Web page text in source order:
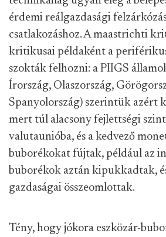
érdemi reálgazdasági
csatlakozáshoz. A maastrichti
kritikusai példaként a
szokták felhozni: a PIIGS
Írország, Olaszország,
Spanyolország) szerintük azért
mert túl alacsony fejlettségi
valutaunióba, és a kedvező
buborékokat fújtak, például az
buborékok aztán kipukkadtak,
gazdaságai összeomlottak.
Tény, hogy jókora eszközár-